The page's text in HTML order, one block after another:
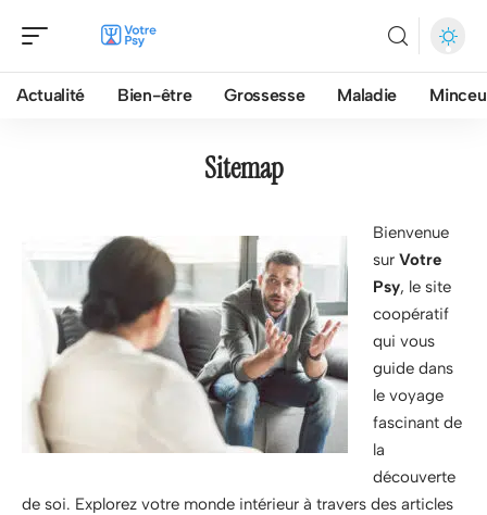
Actualité Bien-être Grossesse Maladie
Sitemap
Bienvenue
sur Votre
Psy, le site
coopératif
qui vous
guide dans
le voyage
fascinant de
la
découverte
de soi. Explorez votre monde intérieur à travers des articles